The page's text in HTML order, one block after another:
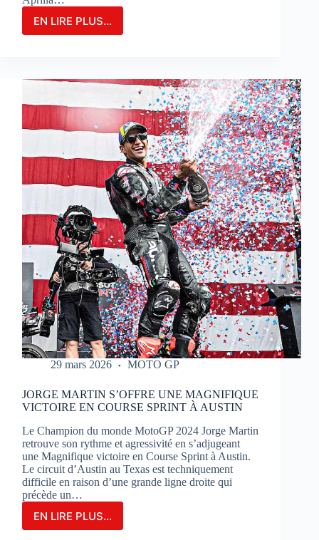
EN LIRE PLUS...
MARCO
GRAND
À
AUSTIN
DEVANT
CO-
ÉQUIPIER
JORGE
MARTIN
29 mars 2026 MOTO GP
JORGE MARTIN S’OFFRE UNE MAGNIFIQUE
VICTOIRE EN COURSE SPRINT À AUSTIN
Le Champion du monde MotoGP 2024 Jorge Martin
retrouve son rythme et agressivité en s’adjugeant
une Magnifique victoire en Course Sprint à Austin.
Le circuit d’Austin au Texas est techniquement
difficile en raison d’une grande ligne droite qui
précède un…
EN LIRE PLUS...
JORGE